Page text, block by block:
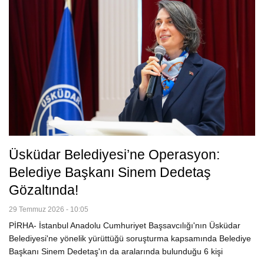
Üsküdar Belediyesi’ne Operasyon:
Belediye Başkanı Sinem Dedetaş
Gözaltında!
29 Temmuz 2026 - 10:05
PİRHA- İstanbul Anadolu Cumhuriyet Başsavcılığı'nın Üsküdar
Belediyesi'ne yönelik yürüttüğü soruşturma kapsamında Belediye
Başkanı Sinem Dedetaş'ın da aralarında bulunduğu 6 kişi